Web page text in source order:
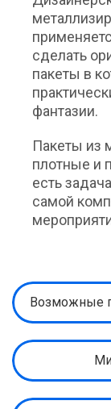
сделать
пакеты в
фантазии.
Пакеты из
плотные и
есть
самой
Возможные